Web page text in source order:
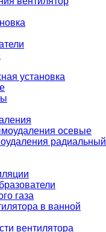
установка
осевые
радиальный
газа
в ванной
вентилятора